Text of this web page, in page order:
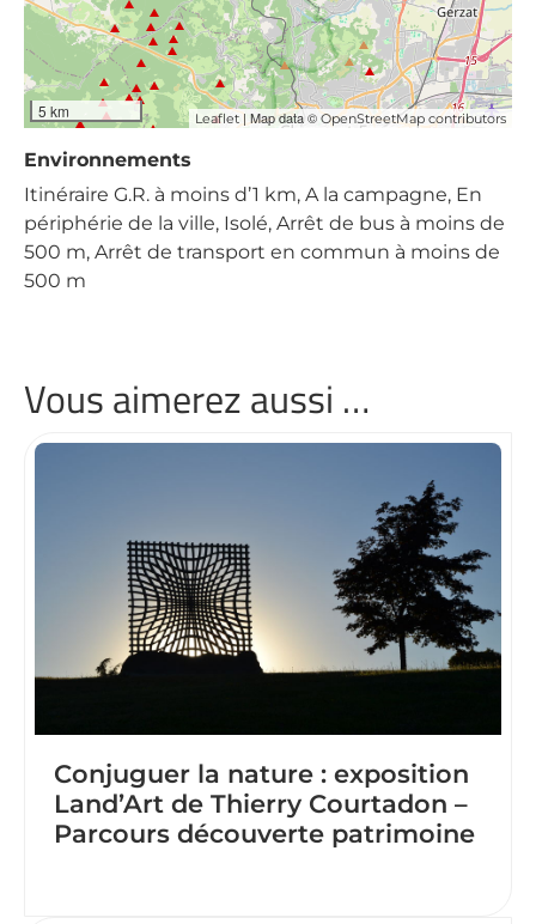
5 km Leaflet | Map data © OpenStreetMap contributors
Environnements
Itinéraire G.R. à moins d’1 km, A la campagne, En
périphérie de la ville, Isolé, Arrêt de bus à moins de
500 m, Arrêt de transport en commun à moins de
500 m
Vous aimerez aussi …
Conjuguer la nature : exposition
Land’Art de Thierry Courtadon –
Parcours découverte patrimoine